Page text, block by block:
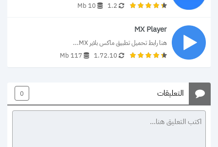
1.2
10 Mb
MX Player
هنا رابط تحميل تطبيق ماكس بلاير MX...
1.72.10
117 Mb
التعليقات 0